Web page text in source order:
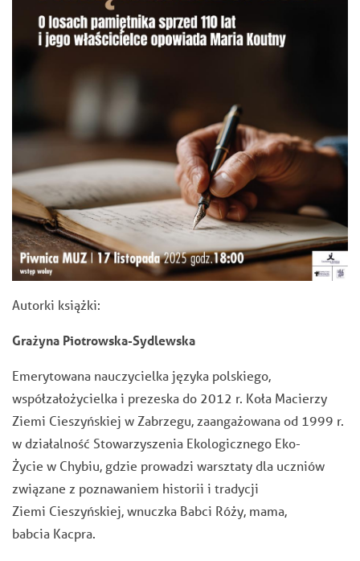
Autorki książki:
Grażyna Piotrowska-Sydlewska
Emerytowana nauczycielka języka polskiego,
współzałożycielka i prezeska do 2012 r. Koła Macierzy
Ziemi Cieszyńskiej w Zabrzegu, zaangażowana od 1999 r.
w działalność Stowarzyszenia Ekologicznego Eko-
Życie w Chybiu, gdzie prowadzi warsztaty dla uczniów
związane z poznawaniem historii i tradycji
Ziemi Cieszyńskiej, wnuczka Babci Róży, mama,
babcia Kacpra.